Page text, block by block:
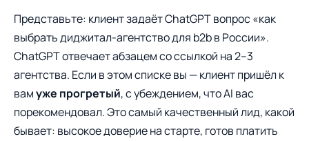
Представьте: клиент задаёт ChatGPT вопрос «как
выбрать диджитал-агентство для b2b в России».
ChatGPT отвечает абзацем со ссылкой на 2–3
агентства. Если в этом списке вы — клиент пришёл к
вамуже прогретый, с убеждением, что AI вас
порекомендовал. Это самый качественный лид, какой
бывает: высокое доверие на старте, готов платить